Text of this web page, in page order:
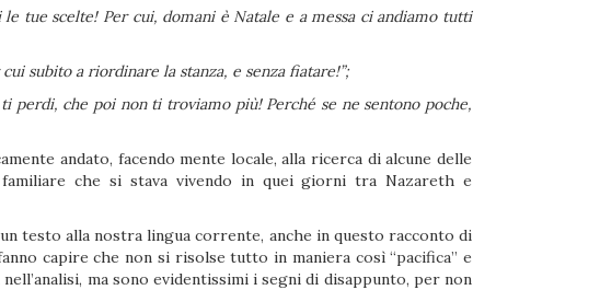
tue scelte! Per cui, domani è Natale e a messa ci andiamo tutti
subito a riordinare la stanza, e senza fiatare!”;
perdi, che poi non ti troviamo più! Perché se ne sentono poche,
andato, facendo mente locale, alla ricerca di alcune delle
che si stava vivendo in quei giorni tra Nazareth e
testo alla nostra lingua corrente, anche in questo racconto di
capire che non si risolse tutto in maniera così “pacifica” e
ma sono evidentissimi i segni di disappunto, per non